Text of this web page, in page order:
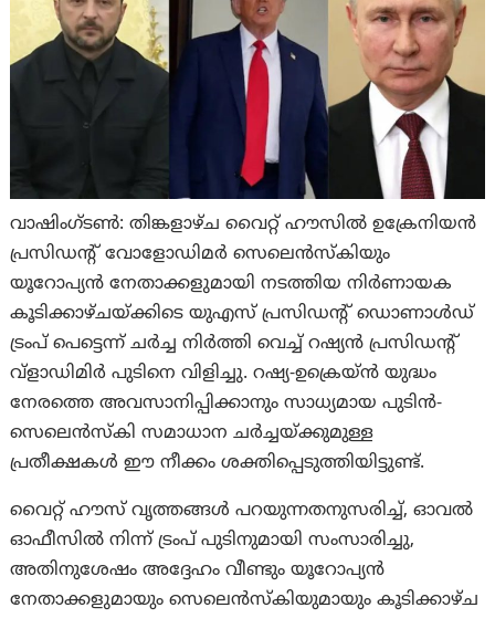
വാഷിംഗ്ടണ്‍: തിങ്കളാഴ്ച വൈറ്റ് ഹൗസിൽ ഉക്രേനിയൻ
പ്രസിഡന്റ് വോളോഡിമർ സെലെൻസ്‌കിയും
യൂറോപ്യൻ നേതാക്കളുമായി നടത്തിയ നിർണായക
കൂടിക്കാഴ്ചയ്ക്കിടെ യുഎസ് പ്രസിഡന്റ് ഡൊണാൾഡ്
ട്രംപ് പെട്ടെന്ന് ചര്‍ച്ച നിര്‍ത്തി വെച്ച് റഷ്യൻ പ്രസിഡന്റ്
വ്‌ളാഡിമിർ പുടിനെ വിളിച്ചു. റഷ്യ-ഉക്രെയ്ൻ യുദ്ധം
നേരത്തെ അവസാനിപ്പിക്കാനും സാധ്യമായ പുടിൻ-
സെലെൻസ്‌കി സമാധാന ചർച്ചയ്ക്കുമുള്ള
പ്രതീക്ഷകൾ ഈ നീക്കം ശക്തിപ്പെടുത്തിയിട്ടുണ്ട്.
വൈറ്റ് ഹൗസ് വൃത്തങ്ങൾ പറയുന്നതനുസരിച്ച്, ഓവൽ
ഓഫീസിൽ നിന്ന് ട്രംപ് പുടിനുമായി സംസാരിച്ചു,
അതിനുശേഷം അദ്ദേഹം വീണ്ടും യൂറോപ്യൻ
നേതാക്കളുമായും സെലെൻസ്‌കിയുമായും കൂടിക്കാഴ്ച